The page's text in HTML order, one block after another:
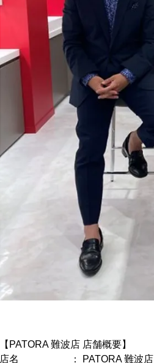
【PATORA 難波店 店舗概要】
店名 ： PATORA 難波店